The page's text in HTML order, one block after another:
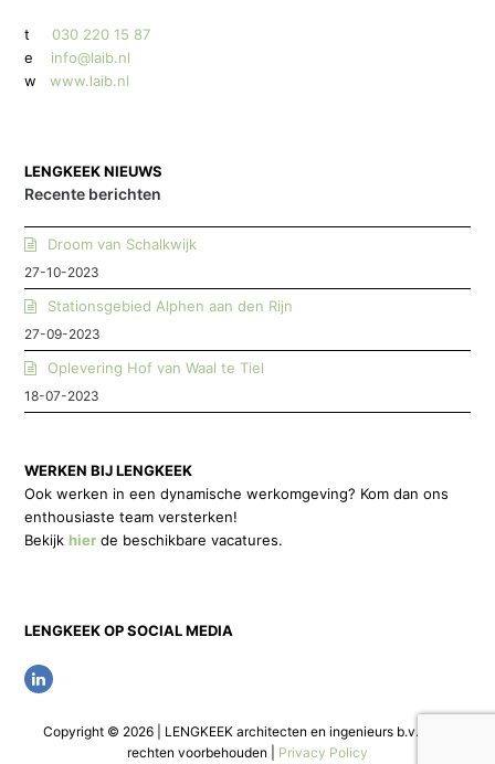
t030 220 15 87
e info@laib.nl
w
www.laib.nl
LENGKEEK NIEUWS
Recente berichten
Droom van Schalkwijk
27-10-2023
Stationsgebied Alphen aan den Rijn
27-09-2023
Oplevering Hof van Waal te Tiel
18-07-2023
WERKEN BIJ LENGKEEK
Ook werken in een dynamische werkomgeving? Kom dan ons
enthousiaste team versterken!
Bekijkhier de beschikbare vacatures.
LENGKEEK OP SOCIAL MEDIA
L
n
Copyright © 2026 | LENGKEEK architecten en ingenieurs b.v. | Alle
rechten voorbehouden | Privacy Policy